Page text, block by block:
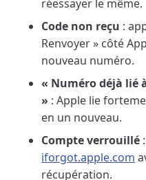
réessayer le même.
Code non reçu :
Renvoyer » côté
nouveau numéro.
« Numéro déjà lié
» : Apple lie
en un nouveau.
Compte verrouillé
iforgot.apple.com
récupération.